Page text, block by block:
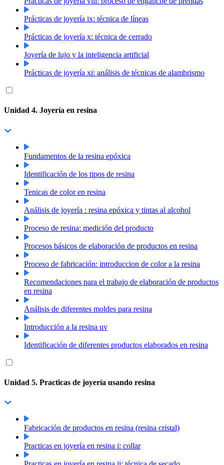
Prácticas de joyería ix: técnica de líneas
Prácticas de joyería x: técnica de cerrado
Joyería de lujo y la inteligencia artificial
Prácticas de joyería xi: análisis de técnicas de alambrismo
Unidad 4. Joyería en resina
Fundamentos de la resina epóxica
Identificación de los tipos de resina
Tenicas de color en resina
Análisis de joyería : resina epóxica y tintas al alcohol
Proceso de resina: medición del producto
Procesos básicos de elaboración de productos en resina
Proceso de fabricación: introduccion de color a la resina
Recomendaciones para el trabajo de elaboración de productos
en resina
Análisis de diferentes moldes para resina
Introducción a la resina uv
Identificación de diferentes productos elaborados en resina
Unidad 5. Practicas de joyería usando resina
Fabricación de productos en resina (resina cristal)
Practicas en joyería en resina i: collar